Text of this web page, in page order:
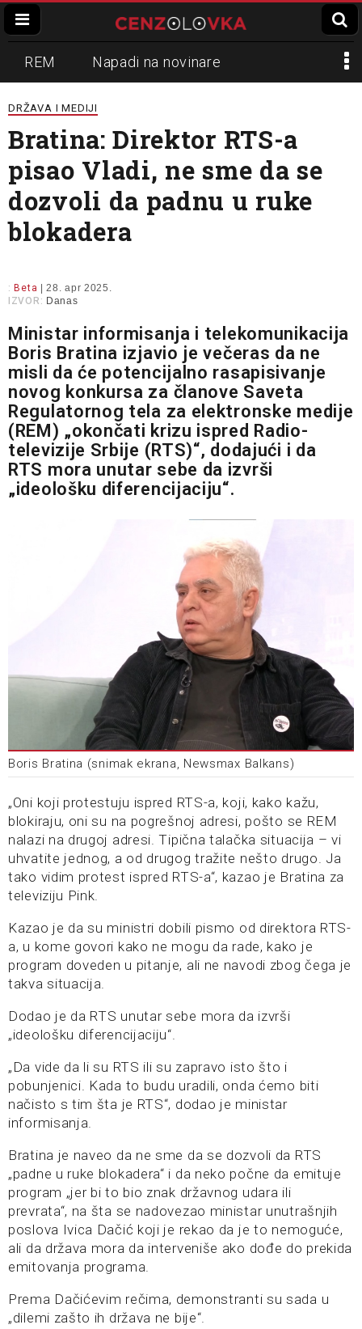
REM Napadi na novinare
Zvučni top
Propaganda Lokalni mediji
Informer Slavko Ćuruvija
DRŽAVA I MEDIJI
Bratina: Direktor RTS-a
pisao Vladi, ne sme da se
dozvoli da padnu u ruke
blokadera
: Beta | 28. apr 2025.
IZVOR: Danas
Ministar informisanja i telekomunikacija
Boris Bratina izjavio je večeras da ne
misli da će potencijalno rasapisivanje
novog konkursa za članove Saveta
Regulatornog tela za elektronske medije
(REM) „okončati krizu ispred Radio-
televizije Srbije (RTS)“, dodajući i da
RTS mora unutar sebe da izvrši
„ideološku diferencijaciju“.
Boris Bratina (snimak ekrana, Newsmax Balkans)
„Oni koji protestuju ispred RTS-a, koji, kako kažu,
blokiraju, oni su na pogrešnoj adresi, pošto se REM
nalazi na drugoj adresi. Tipična talačka situacija – vi
uhvatite jednog, a od drugog tražite nešto drugo. Ja
tako vidim protest ispred RTS-a“, kazao je Bratina za
televiziju Pink.
Kazao je da su ministri dobili pismo od direktora RTS-
a, u kome govori kako ne mogu da rade, kako je
program doveden u pitanje, ali ne navodi zbog čega je
takva situacija.
Dodao je da RTS unutar sebe mora da izvrši
„ideološku diferencijaciju“.
„Da vide da li su RTS ili su zapravo isto što i
pobunjenici. Kada to budu uradili, onda ćemo biti
načisto s tim šta je RTS“, dodao je ministar
informisanja.
Bratina je naveo da ne sme da se dozvoli da RTS
„padne u ruke blokadera“ i da neko počne da emituje
program „jer bi to bio znak državnog udara ili
prevrata“, na šta se nadovezao ministar unutrašnjih
poslova Ivica Dačić koji je rekao da je to nemoguće,
ali da država mora da interveniše ako dođe do prekida
emitovanja programa.
Prema Dačićevim rečima, demonstranti su sada u
„dilemi zašto ih država ne bije“.